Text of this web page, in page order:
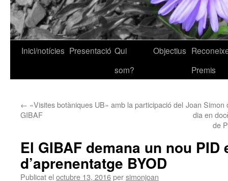
Inici/notícies Presentació Qui
som?
Objectius
Premis
← «Visites botàniques UB» amb la participació del
GIBAF
Joan Simon
dia en
de
El GIBAF demana un nou
d’aprenentatge BYOD
Publicat el octubre 13, 2016persimonjoan